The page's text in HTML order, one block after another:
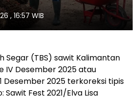
, 16:57 WIB
Segar (TBS) sawit Kalimantan
IV Desember 2025 atau
Desember 2025 terkoreksi tipis
Sawit Fest 2021/Elva Lisa